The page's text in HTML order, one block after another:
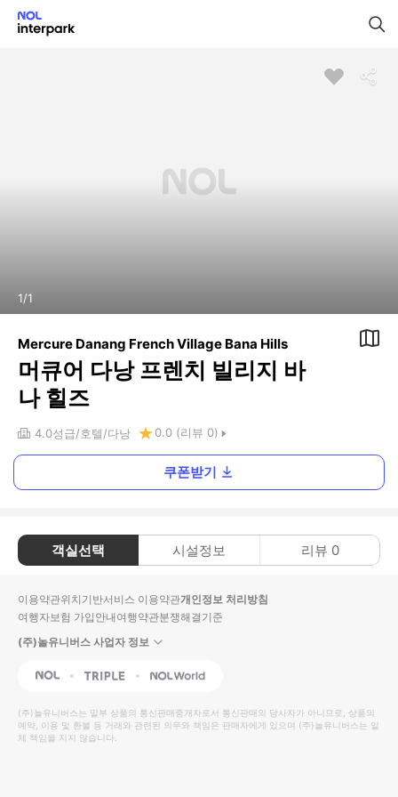
1/1
Mercure Danang French Village Bana Hills
머큐어 다낭 프렌치 빌리지 바
나 힐즈
4.0성급 호텔 다낭 0.0 (리뷰 0)
쿠폰받기
객실선택 시설정보 리뷰 0
이용약관위치기반서비스 이용약관개인정보 처리방침
여행자보험 가입안내여행약관분쟁해결기준
(주)놀유니버스 사업자 정보
NOL Triple Interpark Global
(주)놀유니버스는 일부 상품의 통신판매중개자로서 통신판매의 당사자가 아니므로, 상품의
예약, 이용 및 환불 등 거래와 관련된 의무와 책임은 판매자에게 있으며 (주)놀유니버스는 일
체 책임을 지지 않습니다.